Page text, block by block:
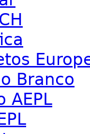
Branco
AEPL